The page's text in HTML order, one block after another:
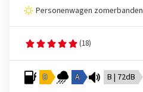
Personenwagen zomerbanden
(18)
D A B | 72dB